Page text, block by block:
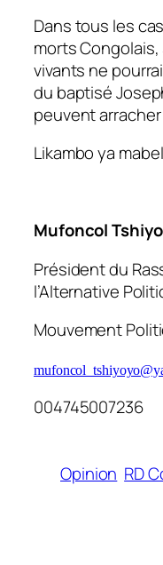
Dans tous les
morts Congolais,
vivants ne
du baptisé
peuvent
Likambo ya
Mufoncol
Président du
l’Alternative
Mouvement
004745007236
Opinion RD